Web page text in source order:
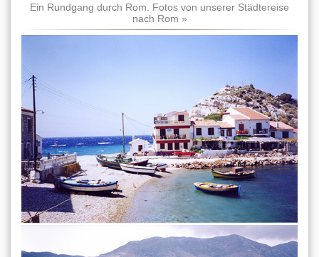
Ein Rundgang durch Rom. Fotos von unserer Städtereise
nach Rom »